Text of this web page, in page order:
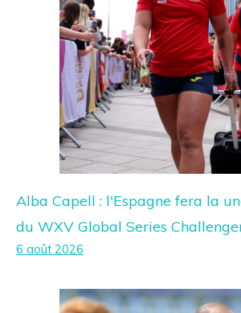
Alba Capell : l'Espagne fera la
du WXV Global Series
6 août 2026